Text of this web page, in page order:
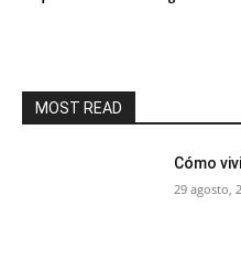
MOST READ
Cómo
29 agosto,